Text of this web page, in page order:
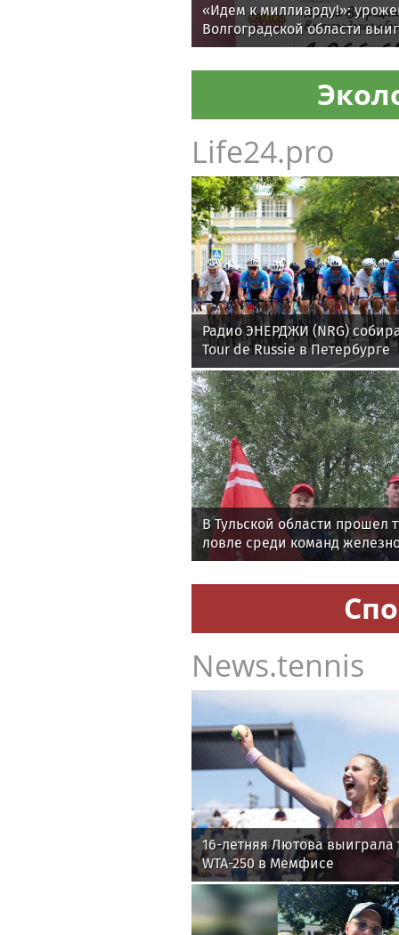
«Идем к миллиарду!»:
Волгоградской области
от «Столото» более 1 млн
Life24.pro
Радио ЭНЕРДЖИ (NRG)
Tour de Russie в Петербурге
В Тульской области прошел
ловле среди команд
News.tennis
16-летняя Лютова выиграла
WTA-250 в Мемфисе